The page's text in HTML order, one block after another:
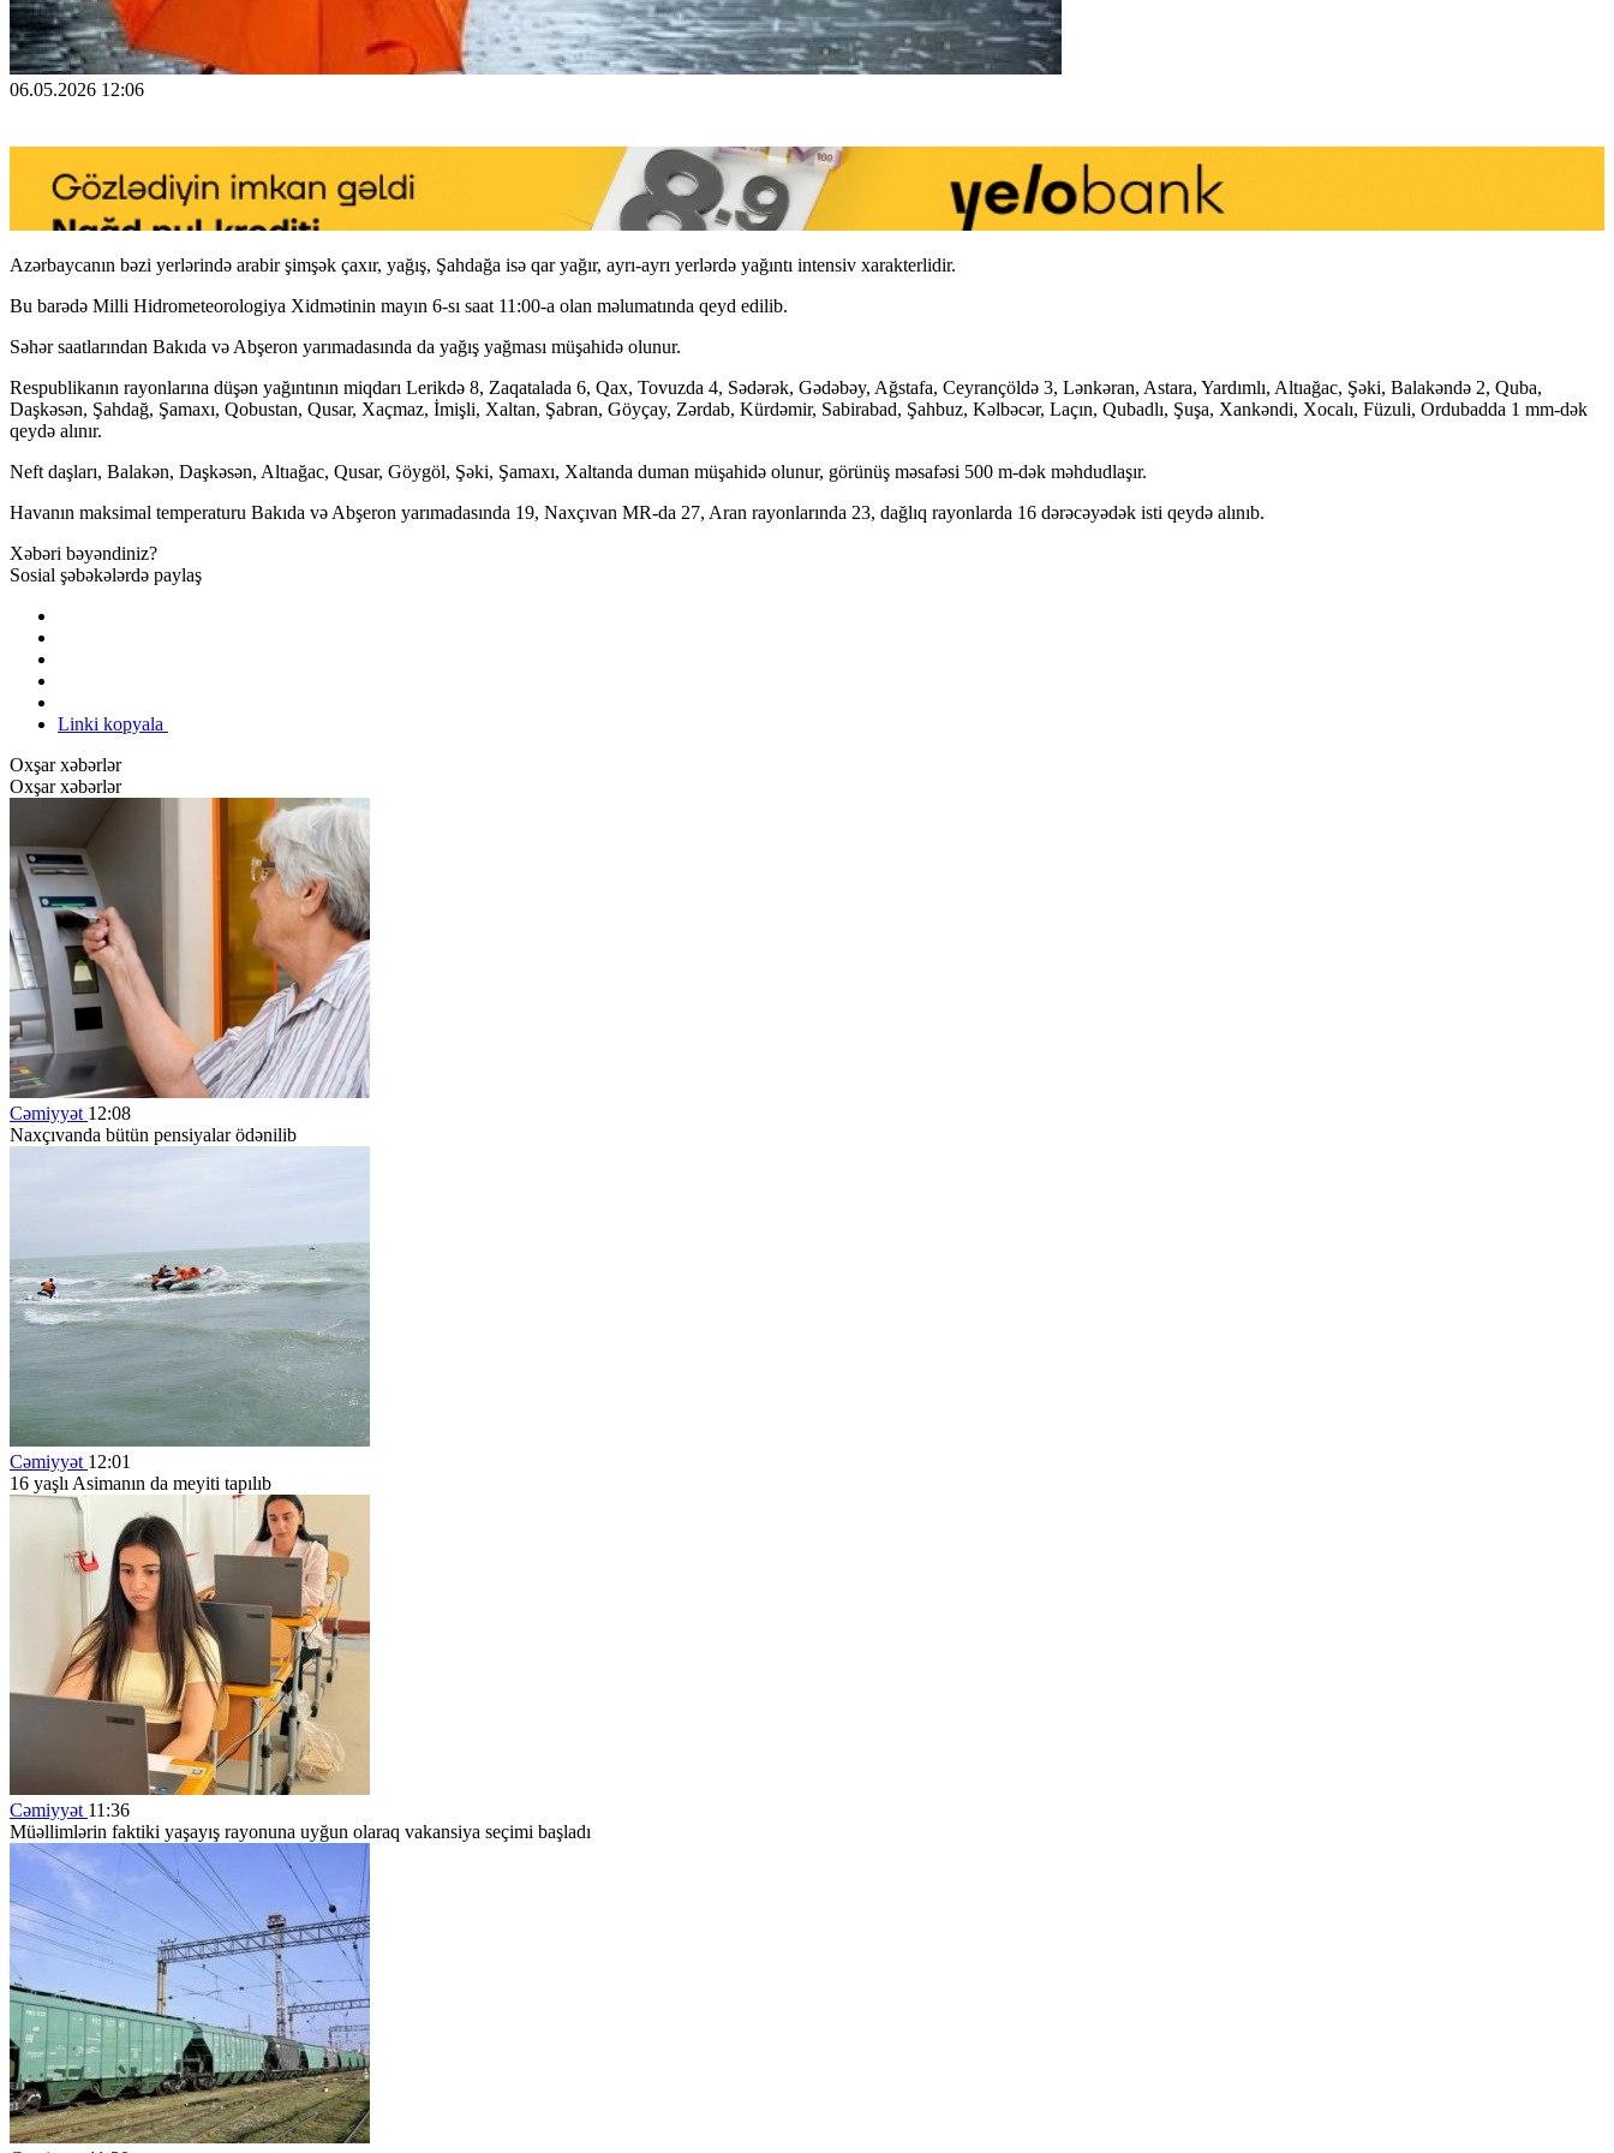
06.05.2026 12:06
Azərbaycanın bəzi yerlərində arabir şimşək çaxır, yağış, Şahdağa isə qar yağır, ayrı-ayrı yerlərdə yağıntı intensiv xarakterlidir.
Bu barədə Milli Hidrometeorologiya Xidmətinin mayın 6-sı saat 11:00-a olan məlumatında qeyd edilib.
Səhər saatlarından Bakıda və Abşeron yarımadasında da yağış yağması müşahidə olunur.
Respublikanın rayonlarına düşən yağıntının miqdarı Lerikdə 8, Zaqatalada 6, Qax, Tovuzda 4, Sədərək, Gədəbəy, Ağstafa, Ceyrançöldə 3, Lənkəran, Astara, Yardımlı, Altıağac, Şəki, Balakəndə 2, Quba,
Daşkəsən, Şahdağ, Şamaxı, Qobustan, Qusar, Xaçmaz, İmişli, Xaltan, Şabran, Göyçay, Zərdab, Kürdəmir, Sabirabad, Şahbuz, Kəlbəcər, Laçın, Qubadlı, Şuşa, Xankəndi, Xocalı, Füzuli, Ordubadda 1 mm-dək
qeydə alınır.
Neft daşları, Balakən, Daşkəsən, Altıağac, Qusar, Göygöl, Şəki, Şamaxı, Xaltanda duman müşahidə olunur, görünüş məsafəsi 500 m-dək məhdudlaşır.
Havanın maksimal temperaturu Bakıda və Abşeron yarımadasında 19, Naxçıvan MR-da 27, Aran rayonlarında 23, dağlıq rayonlarda 16 dərəcəyədək isti qeydə alınıb.
Xəbəri bəyəndiniz?
Sosial şəbəkələrdə paylaş
Linki kopyala
Oxşar xəbərlər
Oxşar xəbərlər
Cəmiyyət 12:08
Naxçıvanda bütün pensiyalar ödənilib
Cəmiyyət 12:01
16 yaşlı Asimanın da meyiti tapılıb
Cəmiyyət 11:36
Müəllimlərin faktiki yaşayış rayonuna uyğun olaraq vakansiya seçimi başladı